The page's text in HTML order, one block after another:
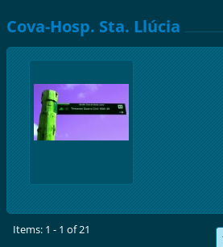
Cova-Hosp. Sta. Llúcia
Items: 1 - 1 of 21